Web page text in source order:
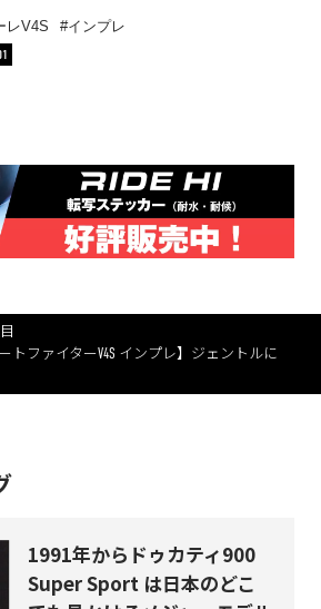
レV4S
インプレ
トファイターV4S インプレ】ジェントルに
1991年からドゥカティ900
Super Sport は日本のどこ